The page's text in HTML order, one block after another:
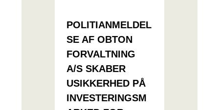
POLITIANMELDEL
SE AF OBTON
FORVALTNING
A/S SKABER
USIKKERHED PÅ
INVESTERINGSM